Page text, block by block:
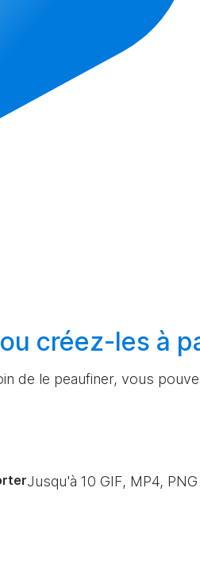
créez-les à
de le peaufiner, vous
Jusqu'à 10 GIF, MP4,